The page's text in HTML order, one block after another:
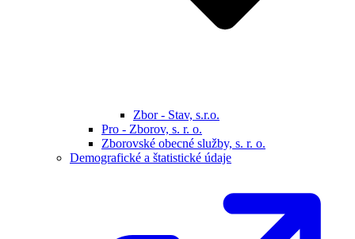
Zbor - Stav, s.r.o.
Pro - Zborov, s. r. o.
Zborovské obecné služby, s. r. o.
Demografické a štatistické údaje